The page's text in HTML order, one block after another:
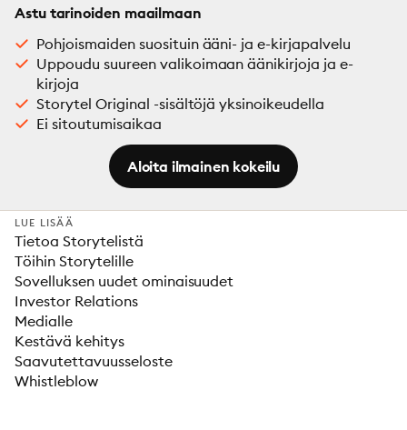
Astu tarinoiden maailmaan
Pohjoismaiden suosituin ääni- ja e-kirjapalvelu
Uppoudu suureen valikoimaan äänikirjoja ja e-
kirjoja
Storytel Original -sisältöjä yksinoikeudella
Ei sitoutumisaikaa
Aloita ilmainen kokeilu
LUE LISÄÄ
Tietoa Storytelistä
Töihin Storytelille
Sovelluksen uudet ominaisuudet
Investor Relations
Medialle
Kestävä kehitys
Saavutettavuusseloste
Whistleblow